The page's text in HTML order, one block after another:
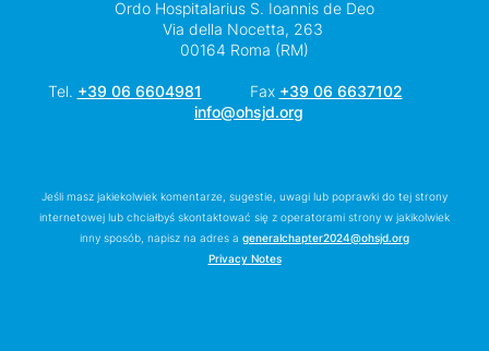
Ordo Hospitalarius S. Ioannis de Deo
Via della Nocetta, 263
00164 Roma (RM)
Tel. +39 06 6604981 Fax +39 06 6637102
info@ohsjd.org
Jeśli masz jakiekolwiek komentarze, sugestie, uwagi lub poprawki do tej strony
internetowej lub chciałbyś skontaktować się z operatorami strony w jakikolwiek
inny sposób, napisz na adres a generalchapter2024@ohsjd.org
Privacy Notes